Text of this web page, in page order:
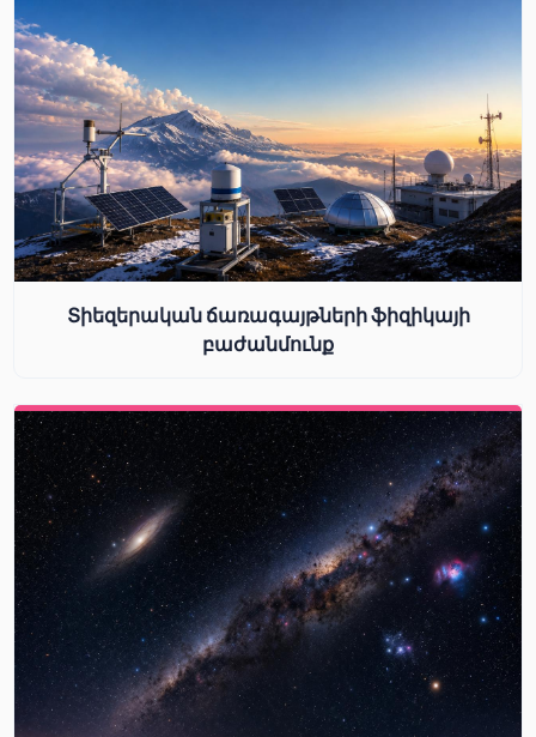
Տիեզերական ճառագայթների ֆիզիկայի
բաժանմունք